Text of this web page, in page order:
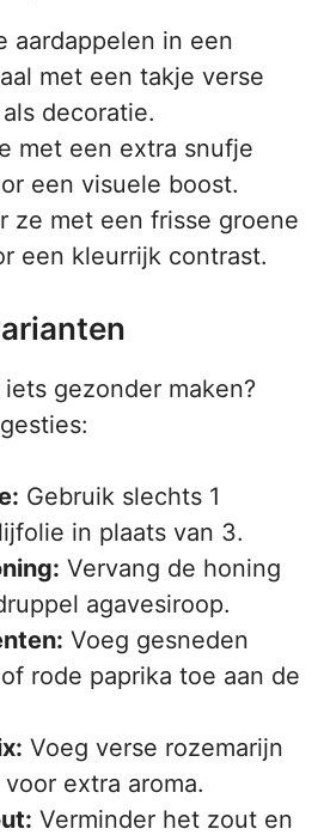
aardappelen in een
met een takje verse
decoratie.
met een extra snufje
een visuele boost.
ze met een frisse groene
een kleurrijk contrast.
gezonder maken?
Gebruik slechts 1
in plaats van 3.
Vervang de honing
agavesiroop.
Voeg gesneden
rode paprika toe aan de
Voeg verse rozemarijn
extra aroma.
Verminder het zout en